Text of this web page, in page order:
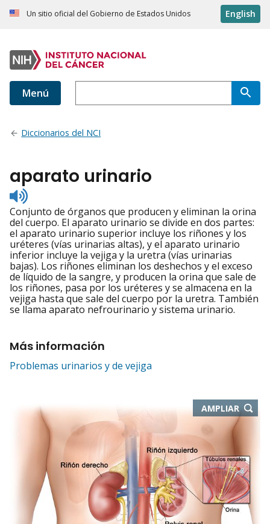
Un sitio oficial del Gobierno de Estados Unidos English
Menú
Diccionarios del NCI
aparato urinario
Listen
to
pronunciation
Conjunto de órganos que producen y eliminan la orina
del cuerpo. El aparato urinario se divide en dos partes:
el aparato urinario superior incluye los riñones y los
uréteres (vías urinarias altas), y el aparato urinario
inferior incluye la vejiga y la uretra (vías urinarias
bajas). Los riñones eliminan los deshechos y el exceso
de líquido de la sangre, y producen la orina que sale de
los riñones, pasa por los uréteres y se almacena en la
vejiga hasta que sale del cuerpo por la uretra. También
se llama aparato nefrourinario y sistema urinario.
Más información
Problemas urinarios y de vejiga
AMPLIAR-
ABRE